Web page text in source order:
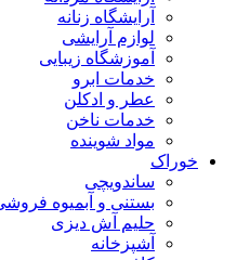
آرایشگاه زنانه
لوازم آرایشی
آموزشگاه زیبایی
خدمات ابرو
عطر و ادکلن
خدمات ناخن
مواد شوینده
خوراک
ساندویچی
بستنی و آبمیوه فروشی
حلیم آش دیزی
آشپزخانه